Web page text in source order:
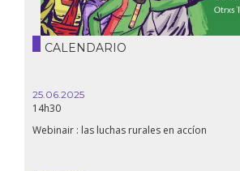
CALENDARIO
25.06.2025
14h30
Webinair : las luchas rurales en accíon